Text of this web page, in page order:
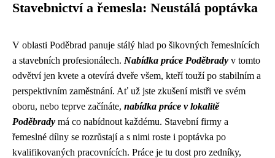
Stavebnictví a řemesla: Neustálá poptávka
V oblasti Poděbrad panuje stálý hlad po šikovných řemeslnících
a stavebních profesionálech. Nabídka práce Poděbrady v tomto
odvětví jen kvete a otevírá dveře všem, kteří touží po stabilním a
perspektivním zaměstnání. Ať už jste zkušení mistři ve svém
oboru, nebo teprve začínáte, nabídka práce v lokalitě
Poděbrady má co nabídnout každému. Stavební firmy a
řemeslné dílny se rozrůstají a s nimi roste i poptávka po
kvalifikovaných pracovnících. Práce je tu dost pro zedníky,